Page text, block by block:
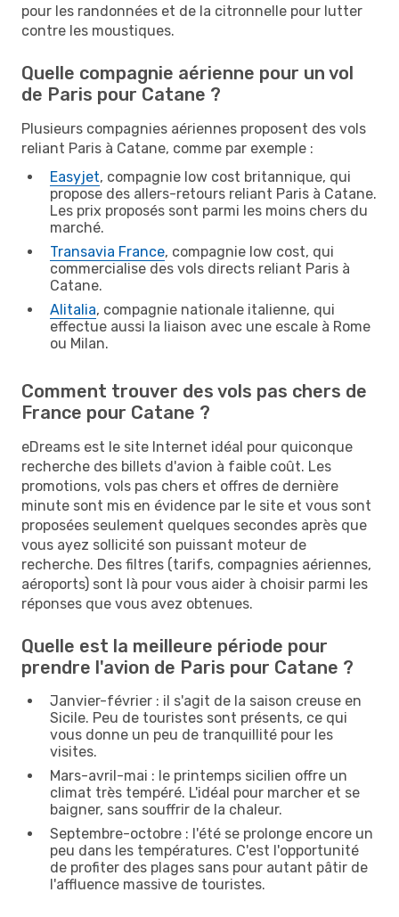
pour les randonnées et de la citronnelle pour lutter
contre les moustiques.
Quelle compagnie aérienne pour un vol
de Paris pour Catane ?
Plusieurs compagnies aériennes proposent des vols
reliant Paris à Catane, comme par exemple :
Easyjet, compagnie low cost britannique, qui
propose des allers-retours reliant Paris à Catane.
Les prix proposés sont parmi les moins chers du
marché.
Transavia France, compagnie low cost, qui
commercialise des vols directs reliant Paris à
Catane.
Alitalia, compagnie nationale italienne, qui
effectue aussi la liaison avec une escale à Rome
ou Milan.
Comment trouver des vols pas chers de
France pour Catane ?
eDreams est le site Internet idéal pour quiconque
recherche des billets d'avion à faible coût. Les
promotions, vols pas chers et offres de dernière
minute sont mis en évidence par le site et vous sont
proposées seulement quelques secondes après que
vous ayez sollicité son puissant moteur de
recherche. Des filtres (tarifs, compagnies aériennes,
aéroports) sont là pour vous aider à choisir parmi les
réponses que vous avez obtenues.
Quelle est la meilleure période pour
prendre l'avion de Paris pour Catane ?
Janvier-février : il s'agit de la saison creuse en
Sicile. Peu de touristes sont présents, ce qui
vous donne un peu de tranquillité pour les
visites.
Mars-avril-mai : le printemps sicilien offre un
climat très tempéré. L'idéal pour marcher et se
baigner, sans souffrir de la chaleur.
Septembre-octobre : l'été se prolonge encore un
peu dans les températures. C'est l'opportunité
de profiter des plages sans pour autant pâtir de
l'affluence massive de touristes.